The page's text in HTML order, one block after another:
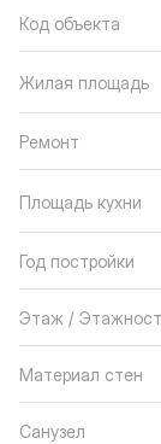
Код объекта
Жилая площадь
Ремонт
Площадь кухни
Год постройки
Этаж /
Материал стен
Санузел